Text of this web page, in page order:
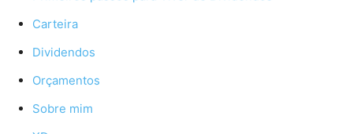
Carteira
Dividendos
Orçamentos
Sobre mim